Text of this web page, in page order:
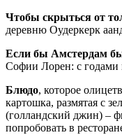
Чтобы скрыться от
деревню Оудеркерк
Если бы Амстердам
Софии Лорен: с годами
Блюдо, которое
картошка, размятая с
(голландский джин) –
попробовать в